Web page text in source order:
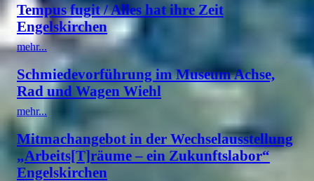
Tempus fugit / Alles hat ihre Zeit
Engelskirchen
mehr...
Schmiedevorführung im Museum Achse,
Rad und Wagen Wiehl
mehr...
Mitmachangebot in der Wechselausstellung
„Arbeits[T]räume – ein Zukunftslabor“
Engelskirchen